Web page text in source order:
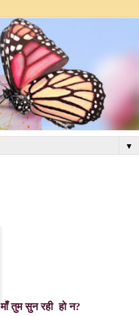
▼
माँ तुम सुन रही हो न?